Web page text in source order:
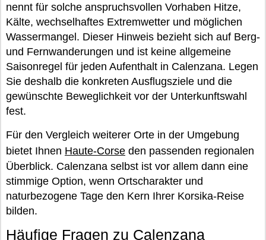
nennt für solche anspruchsvollen Vorhaben Hitze,
Kälte, wechselhaftes Extremwetter und möglichen
Wassermangel. Dieser Hinweis bezieht sich auf Berg-
und Fernwanderungen und ist keine allgemeine
Saisonregel für jeden Aufenthalt in Calenzana. Legen
Sie deshalb die konkreten Ausflugsziele und die
gewünschte Beweglichkeit vor der Unterkunftswahl
fest.
Für den Vergleich weiterer Orte in der Umgebung
bietet Ihnen Haute-Corse den passenden regionalen
Überblick. Calenzana selbst ist vor allem dann eine
stimmige Option, wenn Ortscharakter und
naturbezogene Tage den Kern Ihrer Korsika-Reise
bilden.
Häufige Fragen zu Calenzana